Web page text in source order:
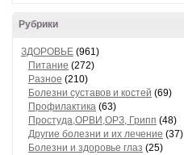
Рубрики
ЗДОРОВЬЕ (961)
Питание (272)
Разное (210)
Болезни суставов и костей (69)
Профилактика (63)
Простуда,ОРВИ,ОРЗ, Грипп (48)
Другие болезни и их лечение (37)
Болезни и здоровье глаз (25)